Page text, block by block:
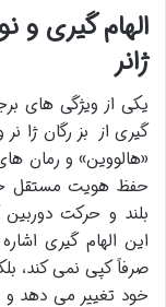
الهام گیری و
ژانر
یکی از ویژگی های
گیری از بزرگان
«هالووین» و رمان
حفظ هویت مستقل
بلند و حرکت دوربین
این الهام گیری
صرفاً کپی نمی کند،
خود تغییر می دهد و